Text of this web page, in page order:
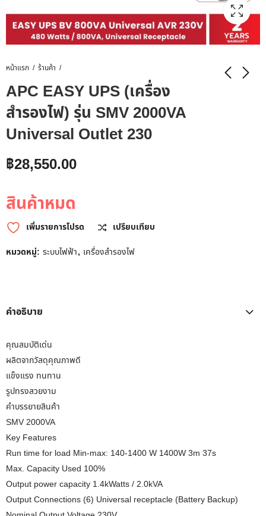
หน้าแรก ร้านค้า
APC EASY UPS (เครื่อง
สำรองไฟ) รุ่น SMV 2000VA
Universal Outlet 230
฿28,550.00
สินค้าหมด
เพิ่มรายการโปรด
เปรียบเทียบ
หมวดหมู่: ระบบไฟฟ้า, เครื่องสำรองไฟ
คำอธิบาย
คุณสมบัติเด่น
ผลิตจากวัสดุคุณภาพดี
แข็งแรง ทนทาน
รูปทรงสวยงาม
คำบรรยายสินค้า
SMV 2000VA
Key Features
Run time for load Min-max: 140-1400 W 1400W 3m 37s
Max. Capacity Used 100%
Output power capacity 1.4kWatts / 2.0kVA
Output Connections (6) Universal receptacle (Battery Backup)